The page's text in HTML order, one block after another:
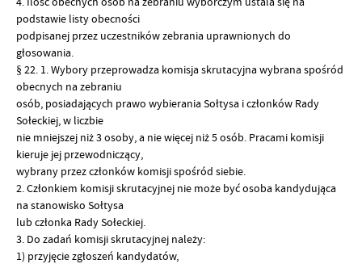
podstawie listy obecności
podpisanej przez uczestników zebrania uprawnionych do
głosowania.
§ 22. 1. Wybory przeprowadza komisja skrutacyjna wybrana spośród
obecnych na zebraniu
osób, posiadających prawo wybierania Sołtysa i członków Rady
Sołeckiej, w liczbie
nie mniejszej niż 3 osoby, a nie więcej niż 5 osób. Pracami komisji
kieruje jej przewodniczący,
wybrany przez członków komisji spośród siebie.
2. Członkiem komisji skrutacyjnej nie może być osoba kandydująca
na stanowisko Sołtysa
lub członka Rady Sołeckiej.
3. Do zadań komisji skrutacyjnej należy:
1) przyjęcie zgłoszeń kandydatów,